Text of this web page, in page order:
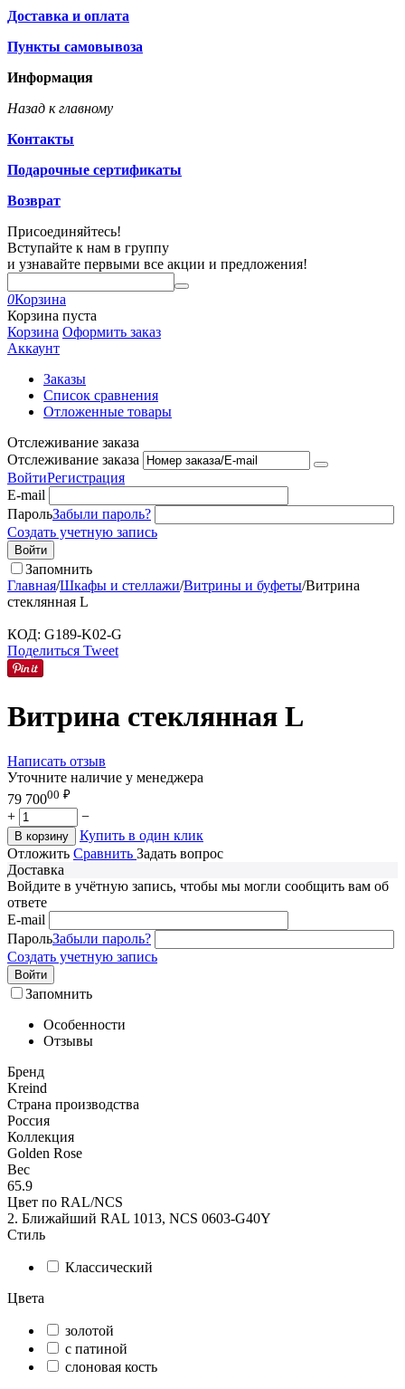
Доставка и оплата
Пункты самовывоза
Информация
Назад к главному
Контакты
Подарочные сертификаты
Возврат
Присоединяйтесь!
Вступайте к нам в группу
и узнавайте первыми все акции и предложения!
0Корзина
Корзина пуста
Корзина Оформить заказ
Аккаунт
Заказы
Список сравнения
Отложенные товары
Отслеживание заказа
Отслеживание заказа
ВойтиРегистрация
E-mail
ПарольЗабыли пароль?
Создать учетную запись
Войти
Запомнить
Главная/Шкафы и стеллажи/Витрины и буфеты/Витрина
стеклянная L
КОД: G189-K02-G
Поделиться Tweet
Витрина стеклянная L
Написать отзыв
Уточните наличие у менеджера
79 70000 ₽
+ −
В корзину
Купить в один клик
Отложить Сравнить Задать вопрос
Доставка
Войдите в учётную запись, чтобы мы могли сообщить вам об
ответе
E-mail
ПарольЗабыли пароль?
Создать учетную запись
Войти
Запомнить
Особенности
Отзывы
Бренд
Kreind
Страна производства
Россия
Коллекция
Golden Rose
Вес
65.9
Цвет по RAL/NCS
2. Ближайший RAL 1013, NCS 0603-G40Y
Стиль
Классический
Цвета
золотой
с патиной
слоновая кость